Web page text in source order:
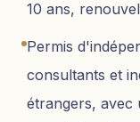
10 ans,
Permis
consultants et
étrangers, avec